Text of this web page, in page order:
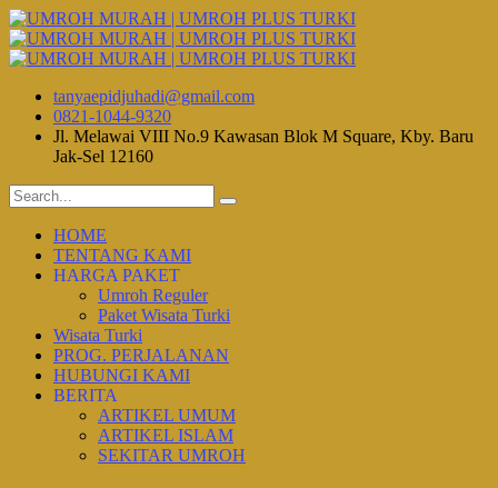
tanyaepidjuhadi@gmail.com
0821-1044-9320
Jl. Melawai VIII No.9 Kawasan Blok M Square, Kby. Baru
Jak-Sel 12160
HOME
TENTANG KAMI
HARGA PAKET
Umroh Reguler
Paket Wisata Turki
Wisata Turki
PROG. PERJALANAN
HUBUNGI KAMI
BERITA
ARTIKEL UMUM
ARTIKEL ISLAM
SEKITAR UMROH